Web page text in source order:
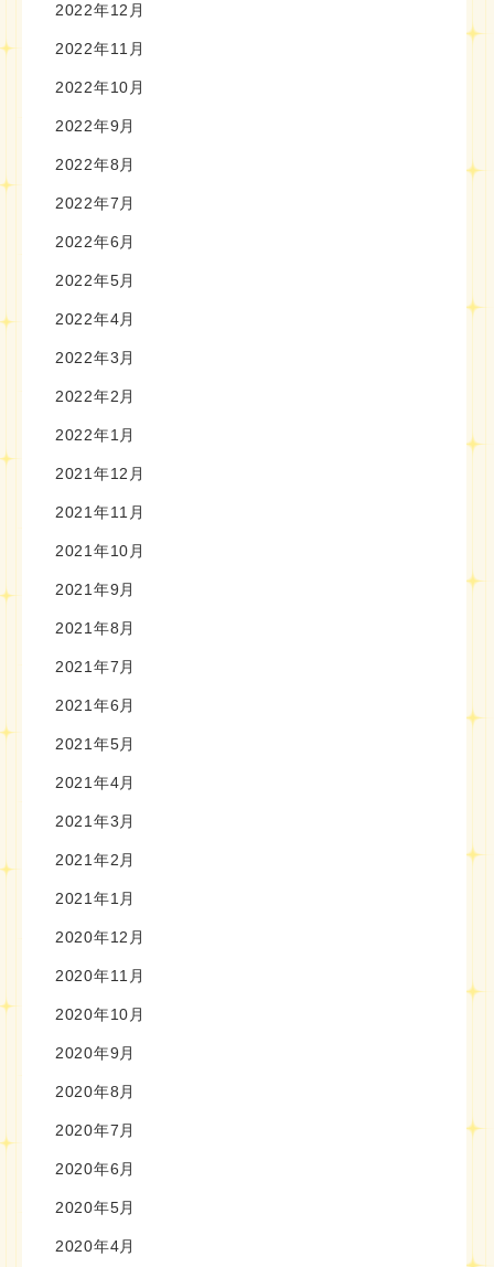
2022年12月
2022年11月
2022年10月
2022年9月
2022年8月
2022年7月
2022年6月
2022年5月
2022年4月
2022年3月
2022年2月
2022年1月
2021年12月
2021年11月
2021年10月
2021年9月
2021年8月
2021年7月
2021年6月
2021年5月
2021年4月
2021年3月
2021年2月
2021年1月
2020年12月
2020年11月
2020年10月
2020年9月
2020年8月
2020年7月
2020年6月
2020年5月
2020年4月